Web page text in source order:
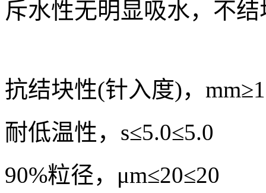
斥水性无明显吸水，不结
抗结块性(针入度)，mm
耐低温性，s≤5.0≤5.0
90%粒径，μm≤20≤20